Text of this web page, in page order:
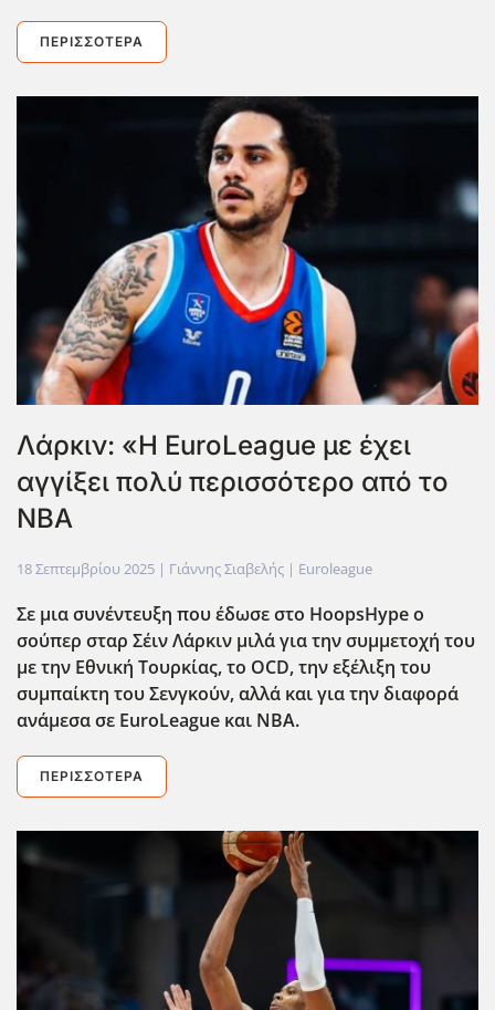
ΠΕΡΙΣΣΌΤΕΡΑ
Λάρκιν: «Η EuroLeague με έχει
αγγίξει πολύ περισσότερο από το
ΝΒΑ
18 Σεπτεμβρίου 2025 | Γιάννης Σιαβελής | Euroleague
Σε μια συνέντευξη που έδωσε στο ΗοοpsHype ο
σούπερ σταρ Σέιν Λάρκιν μιλά για την συμμετοχή του
με την Εθνική Τουρκίας, το OCD, την εξέλιξη του
συμπαίκτη του Σενγκούν, αλλά και για την διαφορά
ανάμεσα σε EuroLeague και NBA.
ΠΕΡΙΣΣΌΤΕΡΑ